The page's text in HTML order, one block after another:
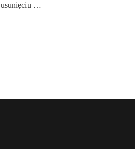
usunięciu …